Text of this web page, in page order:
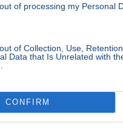
of processing my Personal
of Collection, Use,
Data that Is Unrelated with
CONFIRM
Commons (Illusztráció)